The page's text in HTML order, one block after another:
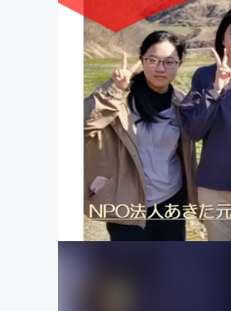
ビジネス・起
まちづくり・